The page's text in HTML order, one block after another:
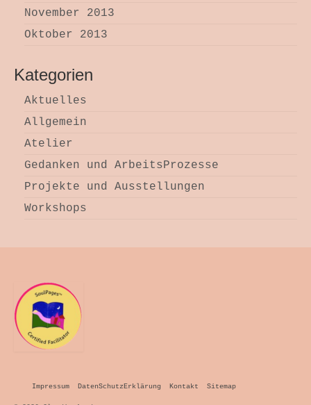
November 2013
Oktober 2013
Kategorien
Aktuelles
Allgemein
Atelier
Gedanken und ArbeitsProzesse
Projekte und Ausstellungen
Workshops
Impressum DatenSchutzErklärung Kontakt Sitemap